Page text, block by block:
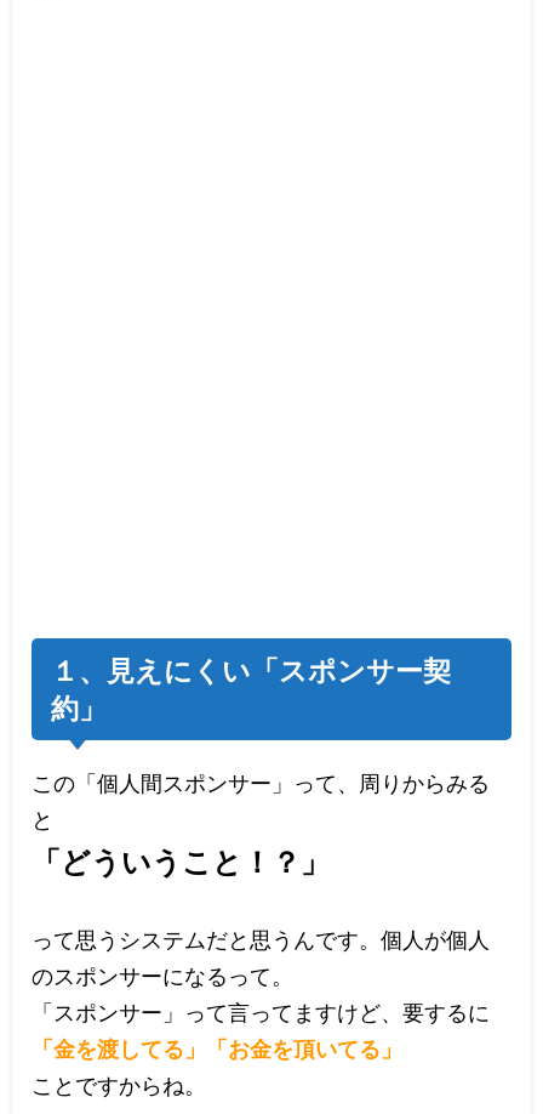
１、見えにくい「スポンサー契
約」
この「個人間スポンサー」って、周りからみる
と
「どういうこと！？」
って思うシステムだと思うんです。個人が個人
のスポンサーになるって。
「スポンサー」って言ってますけど、要するに
「金を渡してる」
「お金を頂いてる」
ことですからね。